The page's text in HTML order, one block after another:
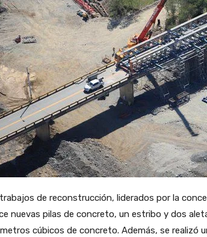
de reconstrucción, liderados por la
nuevas pilas de concreto, un estribo y dos
cúbicos de concreto. Además, se realizó